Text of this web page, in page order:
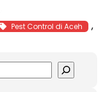
Pest Control di Aceh ,